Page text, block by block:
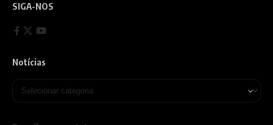
SIGA-NOS
Notícias